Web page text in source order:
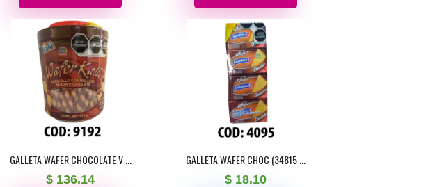
GALLETA WAFER CHOCOLATE V ...
$ 136.14
GALLETA WAFER CHOC (34815 ...
$ 18.10